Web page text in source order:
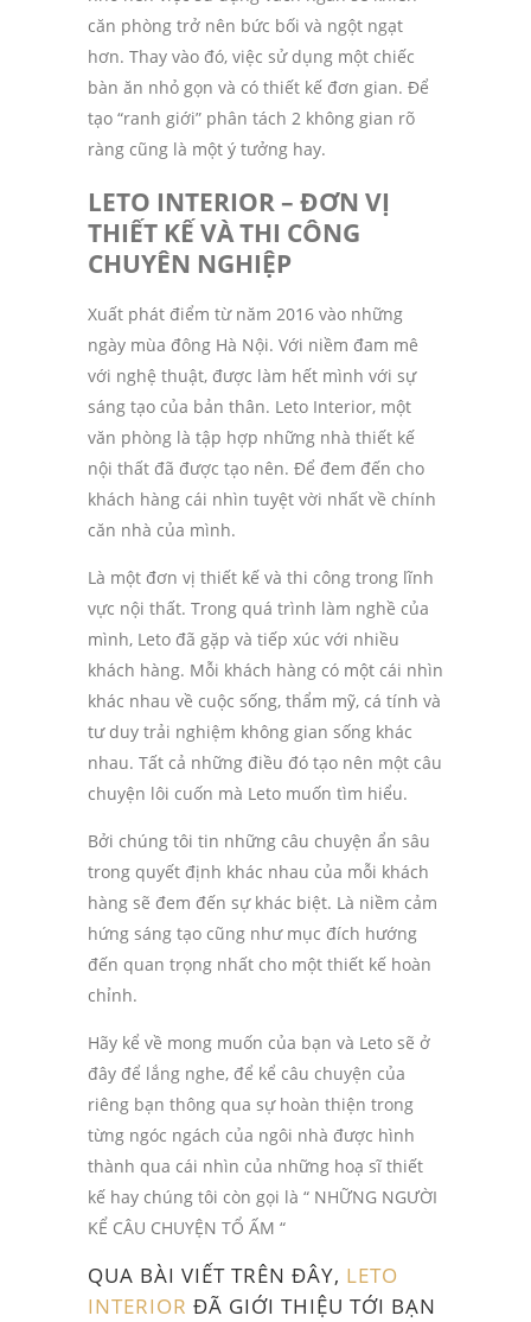
căn phòng trở nên bức bối và ngột ngạt
hơn. Thay vào đó, việc sử dụng một chiếc
bàn ăn nhỏ gọn và có thiết kế đơn gian. Để
tạo “ranh giới” phân tách 2 không gian rõ
ràng cũng là một ý tưởng hay.
LETO INTERIOR – ĐƠN VỊ
THIẾT KẾ VÀ THI CÔNG
CHUYÊN NGHIỆP
Xuất phát điểm từ năm 2016 vào những
ngày mùa đông Hà Nội. Với niềm đam mê
với nghệ thuật, được làm hết mình với sự
sáng tạo của bản thân. Leto Interior, một
văn phòng là tập hợp những nhà thiết kế
nội thất đã được tạo nên. Để đem đến cho
khách hàng cái nhìn tuyệt vời nhất về chính
căn nhà của mình.
Là một đơn vị thiết kế và thi công trong lĩnh
vực nội thất. Trong quá trình làm nghề của
mình, Leto đã gặp và tiếp xúc với nhiều
khách hàng. Mỗi khách hàng có một cái nhìn
khác nhau về cuộc sống, thẩm mỹ, cá tính và
tư duy trải nghiệm không gian sống khác
nhau. Tất cả những điều đó tạo nên một câu
chuyện lôi cuốn mà Leto muốn tìm hiểu.
Bởi chúng tôi tin những câu chuyện ẩn sâu
trong quyết định khác nhau của mỗi khách
hàng sẽ đem đến sự khác biệt. Là niềm cảm
hứng sáng tạo cũng như mục đích hướng
đến quan trọng nhất cho một thiết kế hoàn
chỉnh.
Hãy kể về mong muốn của bạn và Leto sẽ ở
đây để lắng nghe, để kể câu chuyện của
riêng bạn thông qua sự hoàn thiện trong
từng ngóc ngách của ngôi nhà được hình
thành qua cái nhìn của những hoạ sĩ thiết
kế hay chúng tôi còn gọi là “ NHỮNG NGƯỜI
KỂ CÂU CHUYỆN TỔ ẤM “
QUA BÀI VIẾT TRÊN ĐÂY, LETO
INTERIOR ĐÃ GIỚI THIỆU TỚI BẠN